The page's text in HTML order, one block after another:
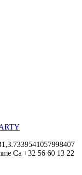
Ca +32 56 60 13 22